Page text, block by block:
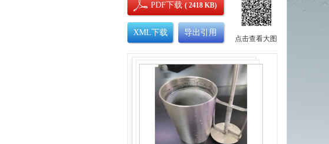
PDF下载( 2418 KB)
XML下载 导出引用
点击查看大图